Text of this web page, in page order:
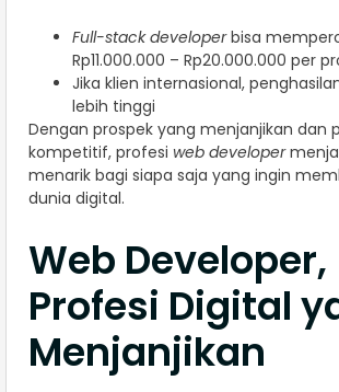
Full-stack developerbisa
Rp11.000.000 – Rp20.000.000 per
Jika klien internasional,
lebih tinggi
Dengan prospek yang menjanjikan dan
kompetitif, profesi web developer
menarik bagi siapa saja yang ingin
dunia digital.
Web Developer,
Profesi Digital
Menjanjikan